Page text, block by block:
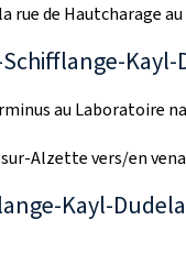
rue de Hautcharage
Schifflange-
au Laboratoire
Alzette vers/en
Kayl-